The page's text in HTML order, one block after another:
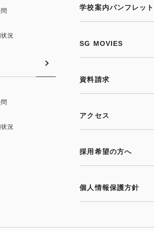
状況
状況
学校案内パンフレット
SG MOVIES
資料請求
アクセス
採用希望の方へ
個人情報保護方針